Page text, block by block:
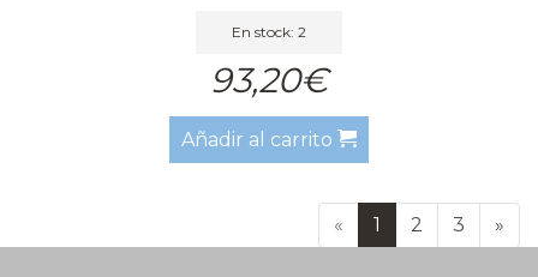
En stock: 2
93,20€
Añadir al carrito
« 1 2 3 »